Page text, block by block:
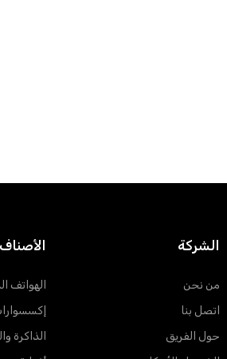
الشركة
من نحن
اتصل بنا
حول الفريق
الأصناف
الهواتف
الذاكرة